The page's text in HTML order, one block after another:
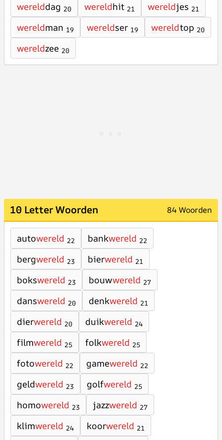
werelddag 20 wereldhit 21 wereldjes 21
wereldman 19 wereldser 19 wereldtop 20
wereldzee 20
10 Letter Woorden 84 Woorden
autowereld 22 bankwereld 22
bergwereld 23 bierwereld 21
bokswereld 23 bouwwereld 27
danswereld 20 denkwereld 21
dierwereld 20 duikwereld 24
filmwereld 25 folkwereld 25
fotowereld 22 gamewereld 22
geldwereld 23 golfwereld 25
homowereld 23 jazzwereld 27
klimwereld 24 koorwereld 21